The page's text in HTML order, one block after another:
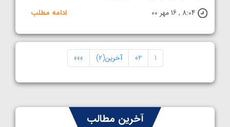
8:04 , 16 مهر 00
ادامه مطلب
1
02 آخرین(2) »»»
آخرین مطالب